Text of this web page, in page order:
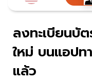
ลงทะเบียนบั
ใหม่ บนแอป
แล้ว